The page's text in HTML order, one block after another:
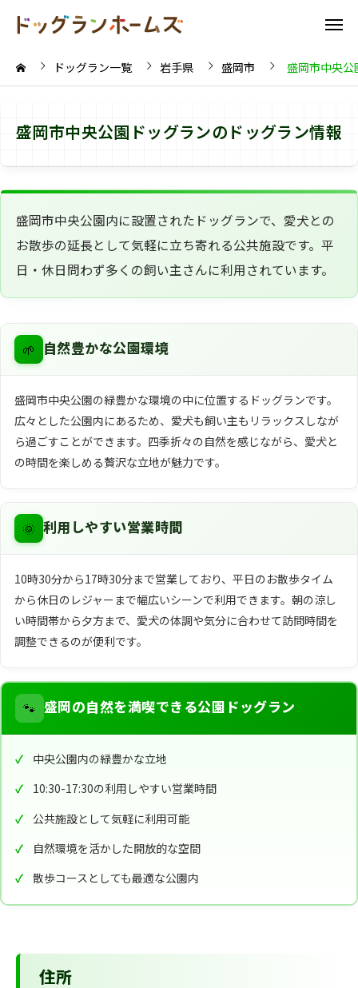
ドッグラン一覧 岩手県 盛岡市 盛岡市中央
盛岡市中央公園ドッグランのドッグラン情報
盛岡市中央公園内に設置されたドッグランで、愛犬との
お散歩の延長として気軽に立ち寄れる公共施設です。平
日・休日問わず多くの飼い主さんに利用されています。
🌱 自然豊かな公園環境
盛岡市中央公園の緑豊かな環境の中に位置するドッグランです。
広々とした公園内にあるため、愛犬も飼い主もリラックスしなが
ら過ごすことができます。四季折々の自然を感じながら、愛犬と
の時間を楽しめる贅沢な立地が魅力です。
🌞 利用しやすい営業時間
10時30分から17時30分まで営業しており、平日のお散歩タイム
から休日のレジャーまで幅広いシーンで利用できます。朝の涼し
い時間帯から夕方まで、愛犬の体調や気分に合わせて訪問時間を
調整できるのが便利です。
🐾 盛岡の自然を満喫できる公園ドッグラン
中央公園内の緑豊かな立地
10:30-17:30の利用しやすい営業時間
公共施設として気軽に利用可能
自然環境を活かした開放的な空間
散歩コースとしても最適な公園内
住所